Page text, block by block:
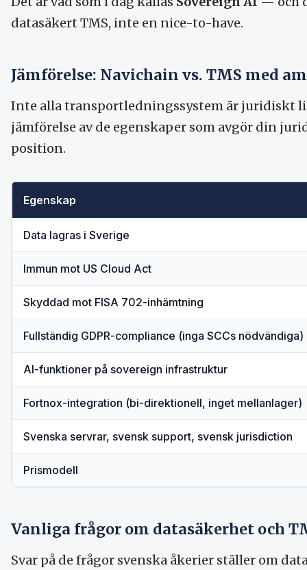
datasäkert TMS, inte en nice-to-have.
Jämförelse: Navichain vs. TMS med
Inte alla transportledningssystem är juridiskt
jämförelse av de egenskaper som avgör din
position.
Egenskap
Data lagras i Sverige
Immun mot US Cloud Act
Skyddad mot FISA 702-inhämtning
Fullständig GDPR-compliance (inga SCCs nödvändiga)
AI-funktioner på sovereign infrastruktur
Fortnox-integration (bi-direktionell, inget mellanlager)
Svenska servrar, svensk support, svensk jurisdiction
Prismodell
Vanliga frågor om datasäkerhet och
Svar på de frågor svenska åkerier ställer om